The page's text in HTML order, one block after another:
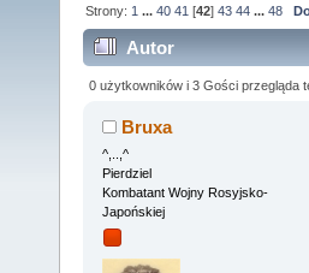
Strony: 1 ...40 41 [42]43 44 ...48
Autor
0 użytkowników i 3 Gości przegląda
Bruxa
^,..,^
Pierdziel
Kombatant Wojny Rosyjsko-
Japońskiej